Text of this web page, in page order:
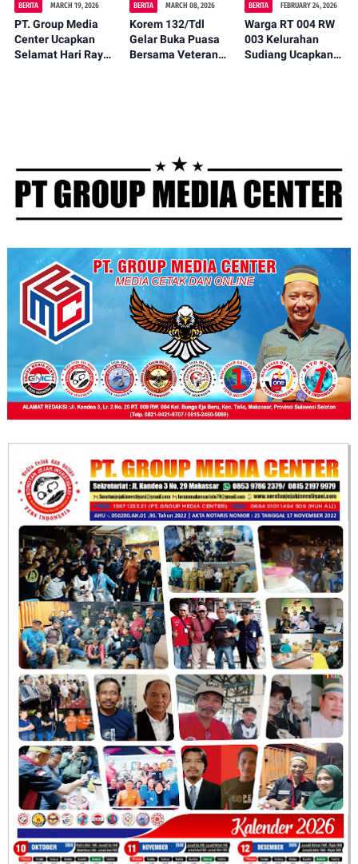
BERITA MARCH 19, 2026
PT. Group Media
Center Ucapkan
Selamat Hari Raya
BERITA MARCH 08, 2026
Korem 132/Tdl
Gelar Buka Puasa
Bersama Veteran
BERITA FEBRUARY 24, 2026
Warga RT 004 RW
003 Kelurahan
Sudiang Ucapkan